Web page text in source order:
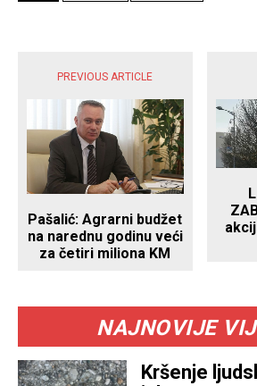
PREVIOUS ARTICLE
Pašalić: Agrarni budžet
na narednu godinu veći
za četiri miliona KM
NAJNOVIJE
Kršenje